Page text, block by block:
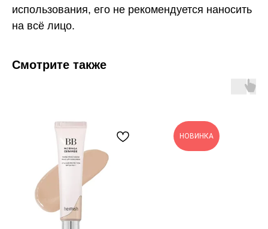
использования, его не рекомендуется наносить
на всё лицо.
Смотрите также
НОВИНКА